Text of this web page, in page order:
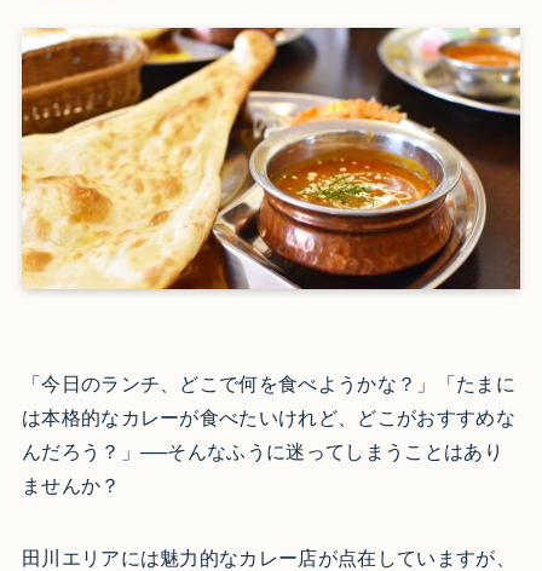
「今日のランチ、どこで何を食べようかな？」「たまに
は本格的なカレーが食べたいけれど、どこがおすすめな
んだろう？」──そんなふうに迷ってしまうことはあり
ませんか？
田川エリアには魅力的なカレー店が点在していますが、